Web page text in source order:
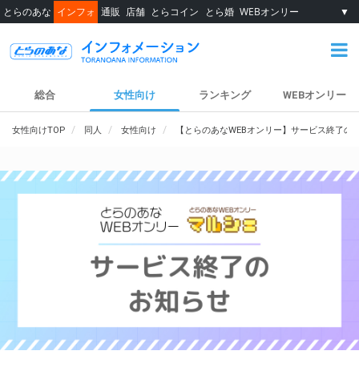
とらのあな インフォ 通販 店舗 とらコイン とら婚 WEBオンリー ▼
総合 女性向け ランキング WEBオンリー
女性向けTOP 同人 女性向け 【とらのあなWEBオンリー】サービス終了の